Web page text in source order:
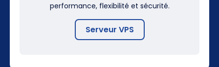
performance, flexibilité et sécurité.
Serveur VPS